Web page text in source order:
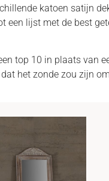
katoen satijn
een lijst met de best
top 10 in plaats van
het zonde zou zijn